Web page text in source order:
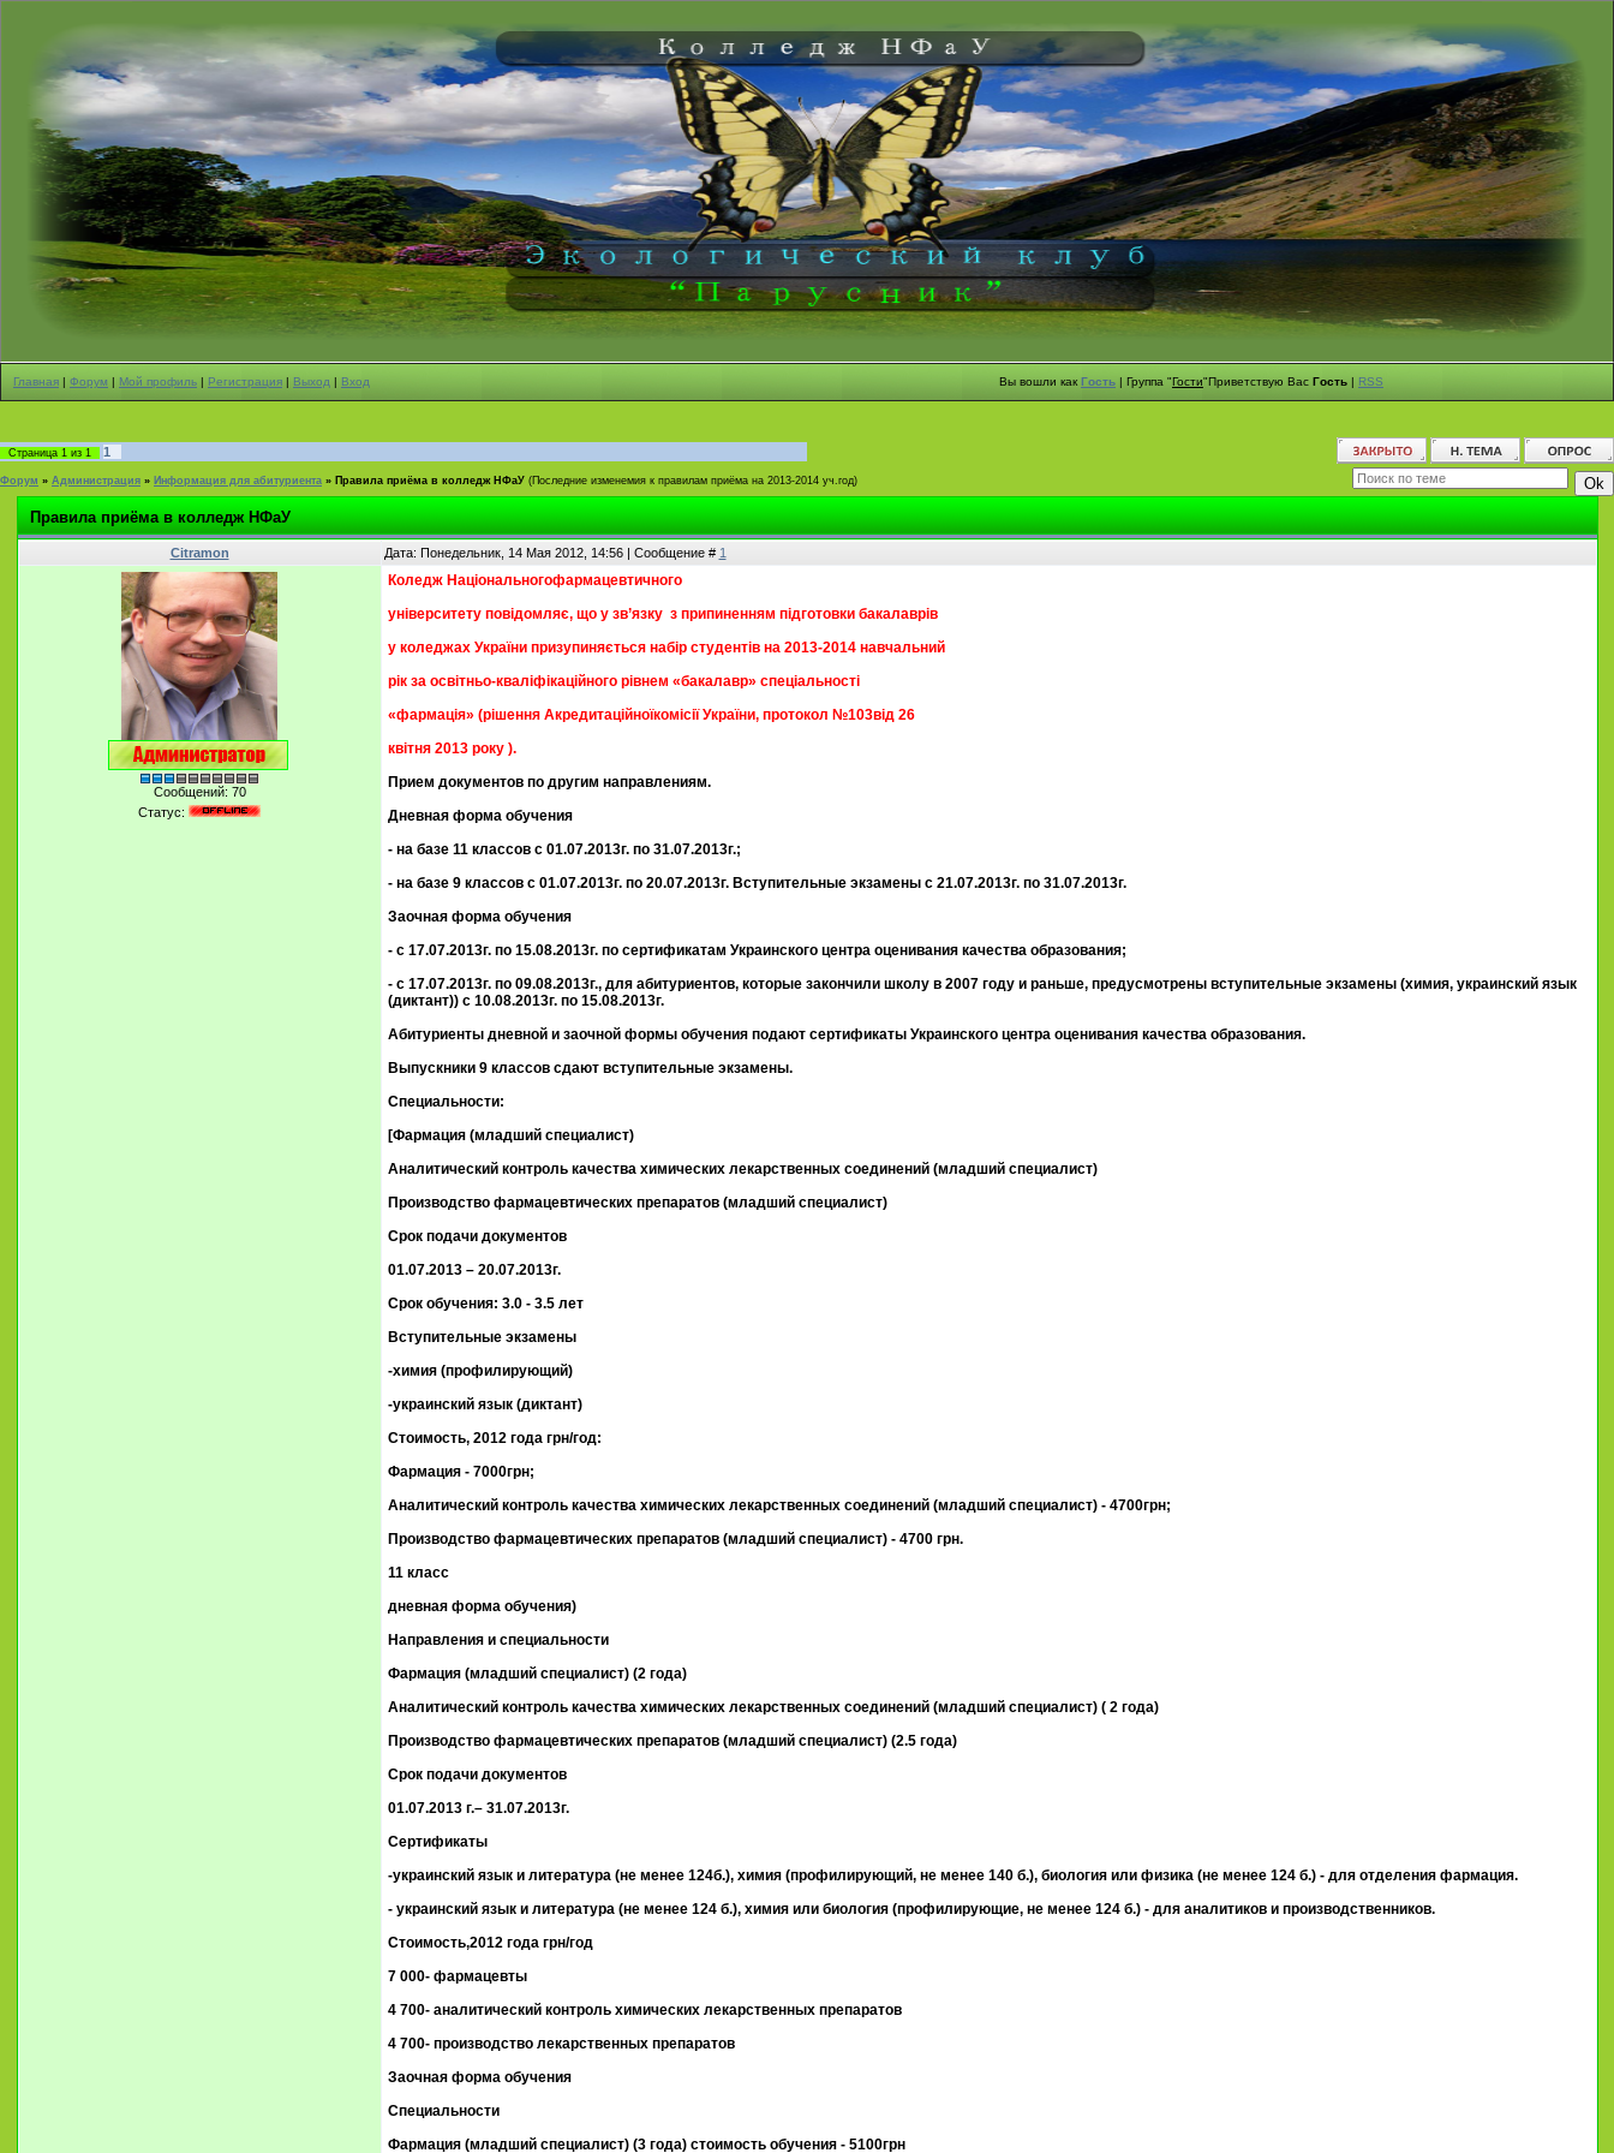
Главная | Форум | Мой профиль | Регистрация | Выход | Вход Вы вошли как Гость | Группа "Гости"Приветствую Вас Гость | RSS
Страница 1 из 1 1
Форум » Администрация » Информация для абитуриента » Правила приёма в колледж НФаУ (Последние изменемия к правилам приёма на 2013-2014 уч.год)
Правила приёма в колледж НФаУ
Citramon Дата: Понедельник, 14 Мая 2012, 14:56 | Сообщение # 1
Сообщений: 70
Статус:
Коледж Національногофармацевтичного
університету повідомляє, що у зв’язку з припиненням підготовки бакалаврів
у коледжах України призупиняється набір студентів на 2013-2014 навчальний
рік за освітньо-кваліфікаційного рівнем «бакалавр» спеціальності
«фармація» (рішення Акредитаційноїкомісії України, протокол №103від 26
квітня 2013 року ).
Прием документов по другим направлениям.
Дневная форма обучения
- на базе 11 классов с 01.07.2013г. по 31.07.2013г.;
- на базе 9 классов с 01.07.2013г. по 20.07.2013г. Вступительные экзамены с 21.07.2013г. по 31.07.2013г.
Заочная форма обучения
- с 17.07.2013г. по 15.08.2013г. по сертификатам Украинского центра оценивания качества образования;
- с 17.07.2013г. по 09.08.2013г., для абитуриентов, которые закончили школу в 2007 году и раньше, предусмотрены вступительные экзамены (химия, украинский язык
(диктант)) с 10.08.2013г. по 15.08.2013г.
Абитуриенты дневной и заочной формы обучения подают сертификаты Украинского центра оценивания качества образования.
Выпускники 9 классов сдают вступительные экзамены.
Специальности:
[Фармация (младший специалист)
Аналитический контроль качества химических лекарственных соединений (младший специалист)
Производство фармацевтических препаратов (младший специалист)
Срок подачи документов
01.07.2013 – 20.07.2013г.
Срок обучения: 3.0 - 3.5 лет
Вступительные экзамены
-химия (профилирующий)
-украинский язык (диктант)
Стоимость, 2012 года грн/год:
Фармация - 7000грн;
Аналитический контроль качества химических лекарственных соединений (младший специалист) - 4700грн;
Производство фармацевтических препаратов (младший специалист) - 4700 грн.
11 класс
дневная форма обучения)
Направления и специальности
Фармация (младший специалист) (2 года)
Аналитический контроль качества химических лекарственных соединений (младший специалист) ( 2 года)
Производство фармацевтических препаратов (младший специалист) (2.5 года)
Срок подачи документов
01.07.2013 г.– 31.07.2013г.
Сертификаты
-украинский язык и литература (не менее 124б.), химия (профилирующий, не менее 140 б.), биология или физика (не менее 124 б.) - для отделения фармация.
- украинский язык и литература (не менее 124 б.), химия или биология (профилирующие, не менее 124 б.) - для аналитиков и производственников.
Стоимость,2012 года грн/год
7 000- фармацевты
4 700- аналитический контроль химических лекарственных препаратов
4 700- производство лекарственных препаратов
Заочная форма обучения
Специальности
Фармация (младший специалист) (3 года) стоимость обучения - 5100грн